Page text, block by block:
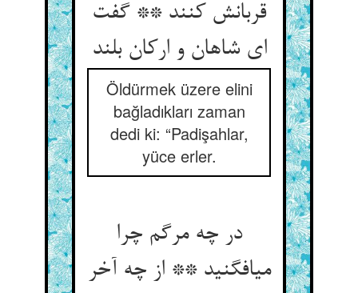
قربانش کنند ** گفت
ای شاهان و ارکان بلند
Öldürmek üzere elini
bağladıkları zaman
dedi ki: “Padişahlar,
yüce erler.
در چه مرگم چرا
می‏افگنید ** از چه آخر